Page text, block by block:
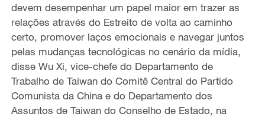
devem desempenhar um papel maior em trazer as
relações através do Estreito de volta ao caminho
certo, promover laços emocionais e navegar juntos
pelas mudanças tecnológicas no cenário da mídia,
disse Wu Xi, vice-chefe do Departamento de
Trabalho de Taiwan do Comitê Central do Partido
Comunista da China e do Departamento dos
Assuntos de Taiwan do Conselho de Estado, na